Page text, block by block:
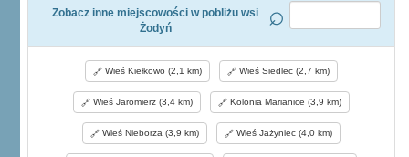
Zobacz inne miejscowości w pobliżu wsi
Żodyń
Wieś Kiełkowo (2,1 km) Wieś Siedlec (2,7 km)
Wieś Jaromierz (3,4 km) Kolonia Marianice (3,9 km)
Wieś Nieborza (3,9 km) Wieś Jażyniec (4,0 km)